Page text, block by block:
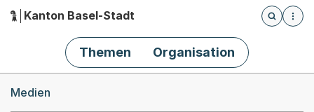
Hauptnavigation
Kanton Basel-Stadt
Öffnet
Themen Organisation
Medien